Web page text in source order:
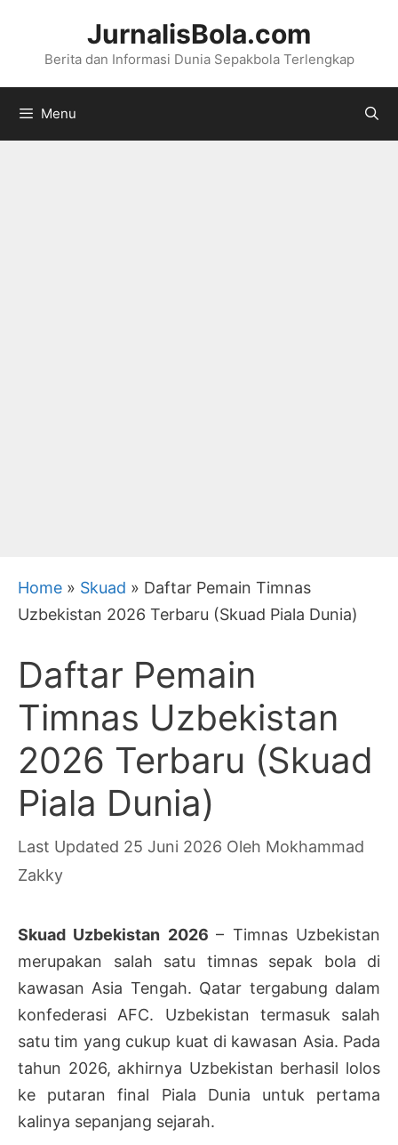
JurnalisBola.com
Berita dan Informasi Dunia Sepakbola Terlengkap
Menu
Home » Skuad » Daftar Pemain Timnas
Uzbekistan 2026 Terbaru (Skuad Piala Dunia)
Daftar Pemain
Timnas Uzbekistan
2026 Terbaru (Skuad
Piala Dunia)
25 Juni 2026 Oleh Mokhammad
Zakky
Skuad Uzbekistan 2026– Timnas Uzbekistan
merupakan salah satu timnas sepak bola di
kawasan Asia Tengah. Qatar tergabung dalam
konfederasi AFC. Uzbekistan termasuk salah
satu tim yang cukup kuat di kawasan Asia. Pada
tahun 2026, akhirnya Uzbekistan berhasil lolos
ke putaran final Piala Dunia untuk pertama
kalinya sepanjang sejarah.